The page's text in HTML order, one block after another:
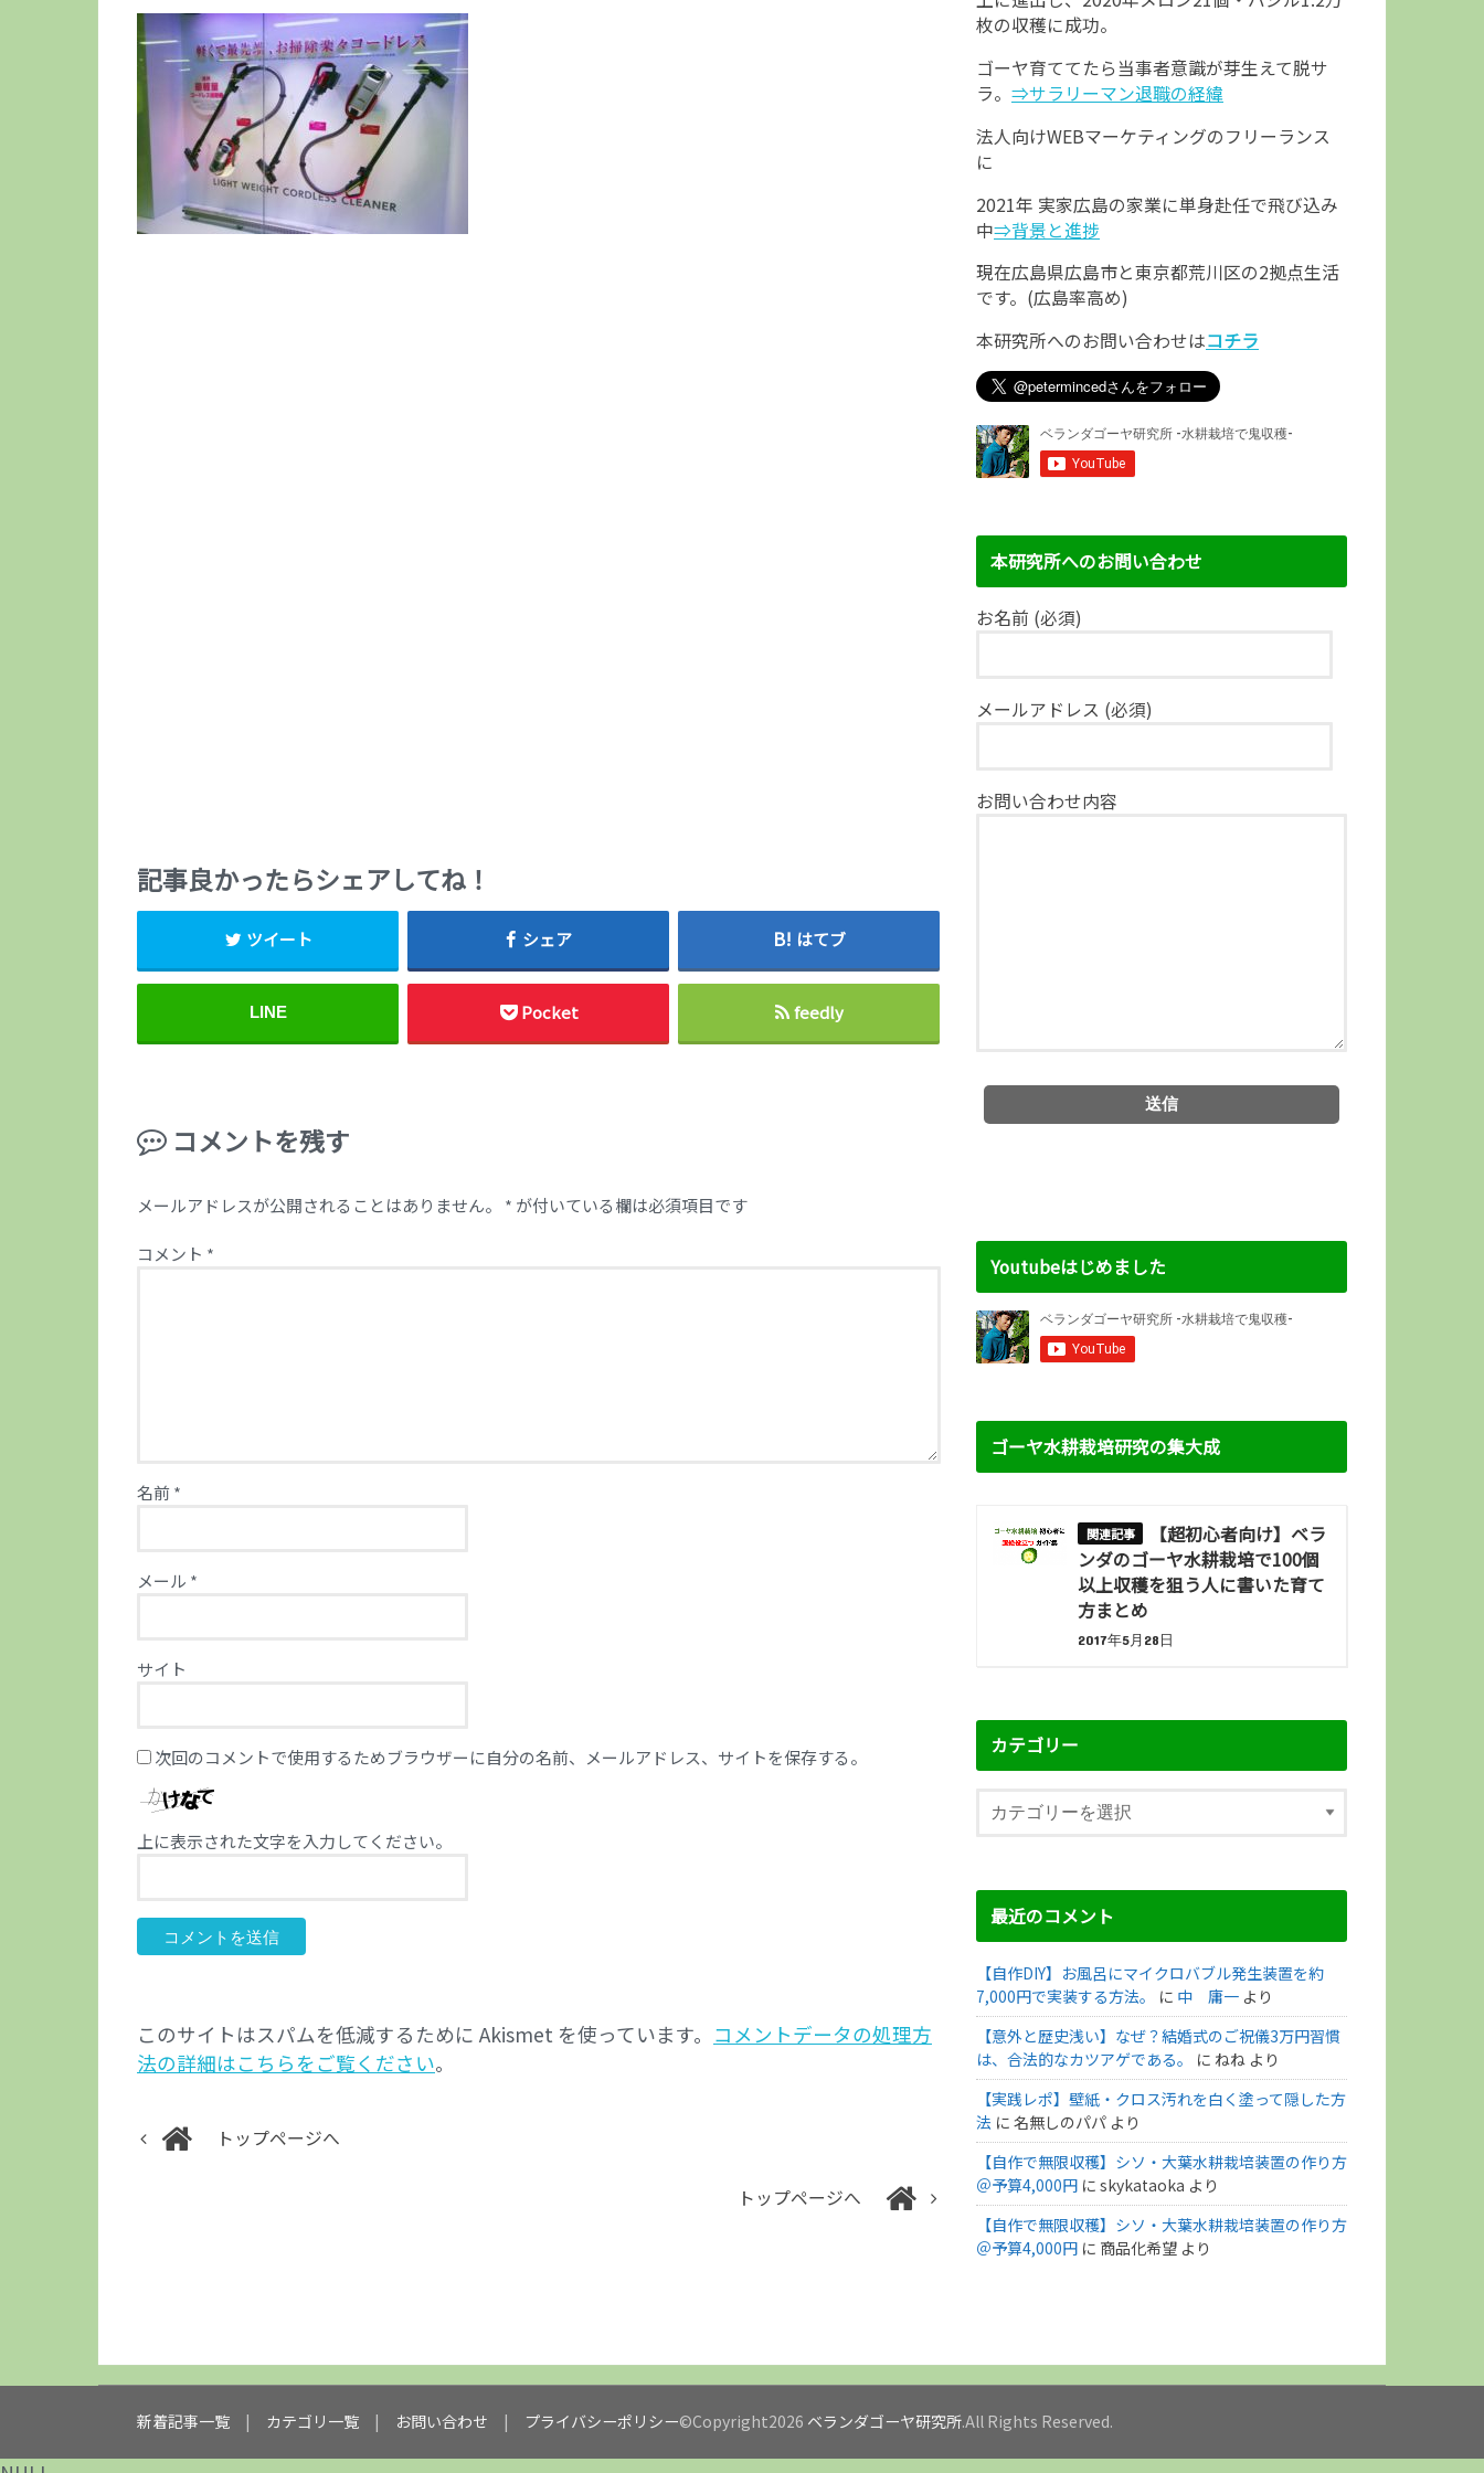
記事良かったらシェアしてね！
ツイート シェア はてブ
LINE Pocket feedly
コメントを残す
メールアドレスが公開されることはありません。 * が付いている欄は必須項目です
コメント *
名前*
メール *
サイト
次回のコメントで使用するためブラウザーに自分の名前、メールアドレス、サイトを保存する。
上に表示された文字を入力してください。
このサイトはスパムを低減するために Akismet を使っています。 コメントデータの処理方
法の詳細はこちらをご覧ください。
トップページへ
トップページへ
枚の収穫に成功。
ゴーヤ育ててたら当事者意識が芽生えて脱サ
ラ。 ⇒サラリーマン退職の経緯
法人向けWEBマーケティングのフリーランス
に
2021年 実家広島の家業に単身赴任で飛び込み
中⇒背景と進捗
現在広島県広島市と東京都荒川区の2拠点生活
です。(広島率高め)
本研究所へのお問い合わせはコチラ
本研究所へのお問い合わせ
お名前 (必須)
メールアドレス (必須)
お問い合わせ内容
Youtubeはじめました
ゴーヤ水耕栽培研究の集大成
【超初心者向け】ベラ
ンダのゴーヤ水耕栽培で100個
以上収穫を狙う人に書いた育て
方まとめ
2017年5月28日
カテゴリー
最近のコメント
【自作DIY】お風呂にマイクロバブル発生装置を約
7,000円で実装する方法。
に 中 庸一 より
【意外と歴史浅い】なぜ？結婚式のご祝儀3万円習慣
は、合法的なカツアゲである。
に ねね より
【実践レポ】壁紙・クロス汚れを白く塗って隠した方
法 に 名無しのパパ より
【自作で無限収穫】シソ・大葉水耕栽培装置の作り方
＠予算4,000円 に skykataoka より
【自作で無限収穫】シソ・大葉水耕栽培装置の作り方
＠予算4,000円 に 商品化希望 より
新着記事一覧 カテゴリ一覧 お問い合わせ プライバシーポリシー©Copyright2026 ベランダゴーヤ研究所.All Rights Reserved.